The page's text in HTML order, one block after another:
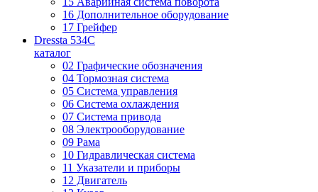
16 Дополнительное оборудование
17 Грейфер
Dressta 534C
каталог
02 Графические обозначения
04 Тормозная система
05 Система управления
06 Система охлаждения
07 Система привода
08 Электрооборудование
09 Рама
10 Гидравлическая система
11 Указатели и приборы
12 Двигатель